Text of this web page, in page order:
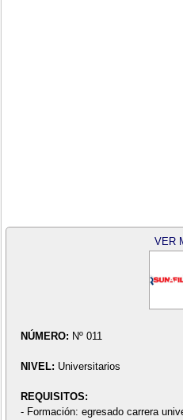
VER
NÚMERO: Nº 011
NIVEL: Universitarios
REQUISITOS:
- Formación: egresado carrera